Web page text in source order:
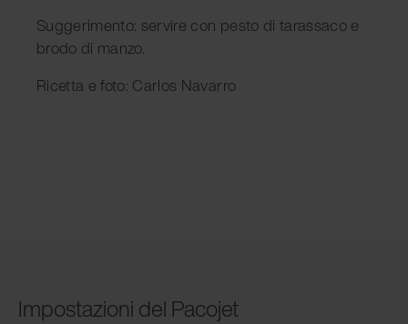
Suggerimento: servire con pesto di tarassaco e
brodo di manzo.
Ricetta e foto: Carlos Navarro
Impostazioni del Pacojet